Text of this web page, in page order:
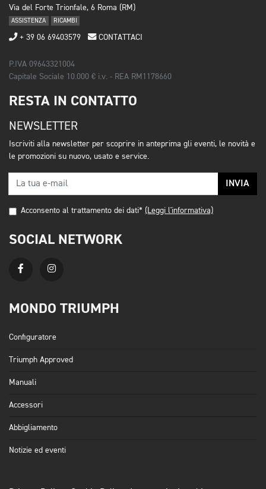
Via del Forte Trionfale, 6 Roma (RM)
ASSISTENZA RICAMBI
+ 39 06 69403579 CONTATTACI
P.IVA 09643321004
Capitale Sociale 10.000 € i.v. - REA RM1178660
RESTA IN CONTATTO
NEWSLETTER
Iscriviti alla newsletter per scoprire in anteprima gli eventi, le novità e
le promozioni su nuovo, usato e service.
INVIA
Acconsento al trattamento dei dati* (Leggi l'informativa)
SOCIAL NETWORK
MONDO TRIUMPH
Configuratore
Triumph Approved
Manuali
Accessori
Abbigliamento
Notizie ed eventi